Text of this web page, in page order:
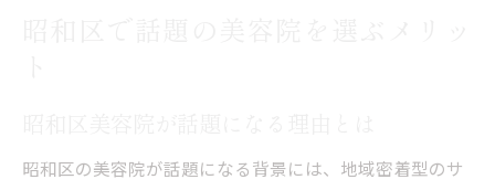
昭和区の美容院が話題になる背景には、地域密着型のサ